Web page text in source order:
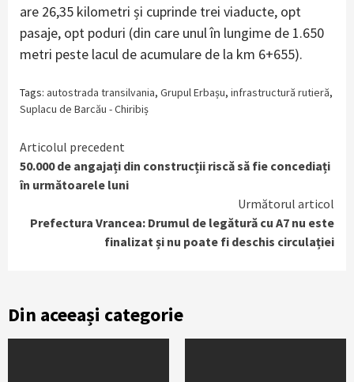
are 26,35 kilometri și cuprinde trei viaducte, opt
pasaje, opt poduri (din care unul în lungime de 1.650
metri peste lacul de acumulare de la km 6+655).
Tags: autostrada transilvania, Grupul Erbașu, infrastructură rutieră,
Suplacu de Barcău - Chiribiș
Continue
Reading
Articolul precedent
50.000 de angajați din construcții riscă să fie concediați
în următoarele luni
Următorul articol
Prefectura Vrancea: Drumul de legătură cu A7 nu este
finalizat și nu poate fi deschis circulației
Din aceeași categorie